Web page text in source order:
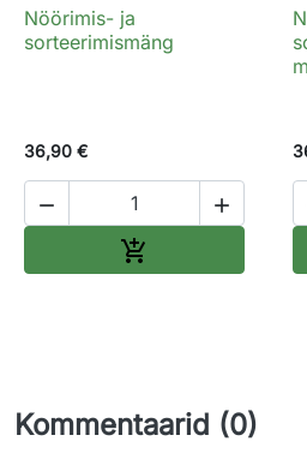
Nöörimis- ja
sorteerimismäng
36,90 €
 

Kommentaarid (0)